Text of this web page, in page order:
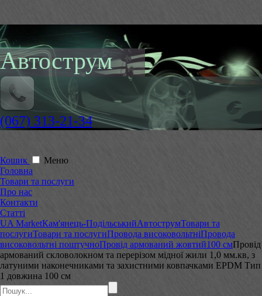
Автострум
(067) 313-21-34
Кошик
Меню
Головна
Товари та послуги
Про нас
Контакти
Статті
UA MarketКам'янець-ПодільськийАвтострумТовари та
послугиТовари та послугиПровода високовольтніПровода
високовольтні поштучноПровід армований жовтий100 смПровід
армований скловолокном та перерізом мідної жили 1,0 мм.кв, з
латуними наконечниками та захистними ковпачками EPDM Тип
1 довжина 100 см